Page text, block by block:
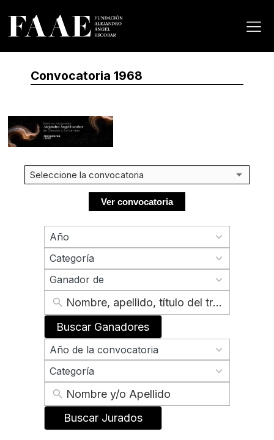
Convocatoria 1968
Año
70
results
available
Categoría
results
available
Ganador de
results
available
Buscar Ganadores
Año de la convocatoria
70
results
available
Categoría
results
available
Buscar Jurados